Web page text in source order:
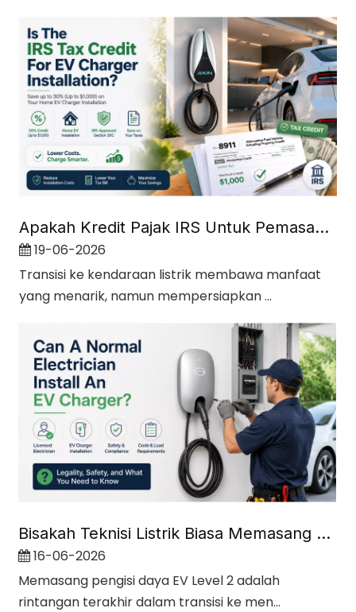
Apakah Kredit Pajak IRS Untuk Pemasangan Pengisi Daya EV?
19-06-2026
Transisi ke kendaraan listrik membawa manfaat
yang menarik, namun mempersiapkan ...
Bisakah Teknisi Listrik Biasa Memasang Pengisi Daya EV?
16-06-2026
Memasang pengisi daya EV Level 2 adalah
rintangan terakhir dalam transisi ke men...